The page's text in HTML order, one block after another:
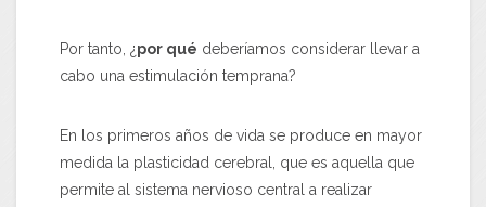
Por tanto, ¿por qué deberíamos considerar llevar a
cabo una estimulación temprana?
En los primeros años de vida se produce en mayor
medida la plasticidad cerebral, que es aquella que
permite al sistema nervioso central a realizar